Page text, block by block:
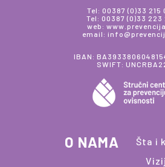
Tel: 00387 (0)33 215
Tel: 00387 (0)33 223
web:
email:
IBAN:
SWIFT:
O NAMA
Šta i